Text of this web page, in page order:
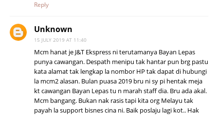
Reply
Unknown
15 JULY 2019 AT 11:40
Mcm hanat je J&T Ekspress ni terutamanya Bayan Lepas
punya cawangan. Despath menipu tak hantar pun brg pastu
kata alamat tak lengkap la nombor HP tak dapat di hubungi
la mcm2 alasan. Bulan puasa 2019 bru ni sy pi hentak meja
kt cawangan Bayan Lepas tu n marah staff dia. Bru ada akal.
Mcm bangang. Bukan nak rasis tapi kita org Melayu tak
payah la support bisnes cina ni. Baik poslaju lagi kot.. Hak